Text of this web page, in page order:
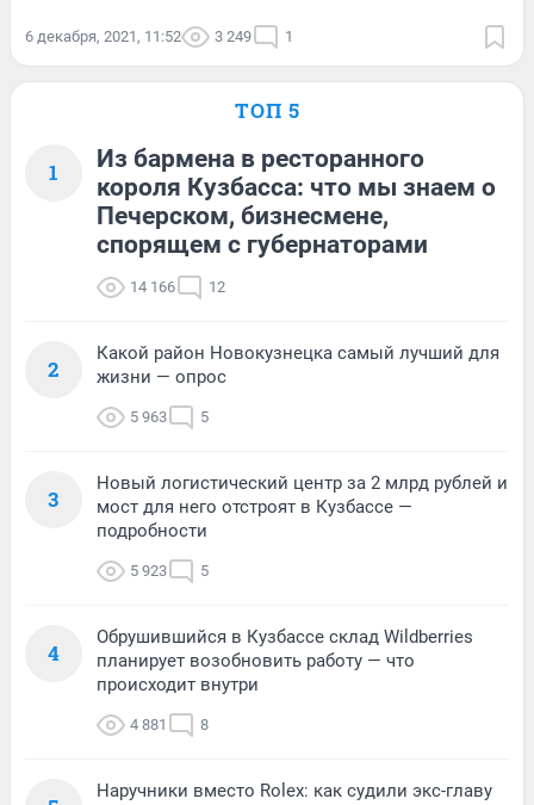
6 декабря, 2021, 11:52 3 249 1
ТОП 5
1
Из бармена в ресторанного
короля Кузбасса: что мы знаем о
Печерском, бизнесмене,
спорящем с губернаторами
14 166 12
2
Какой район Новокузнецка самый лучший для
жизни — опрос
5 963 5
3
Новый логистический центр за 2 млрд рублей и
мост для него отстроят в Кузбассе —
подробности
5 923 5
4
Обрушившийся в Кузбассе склад Wildberries
планирует возобновить работу — что
происходит внутри
4 881 8
Наручники вместо Rolex: как судили экс-главу